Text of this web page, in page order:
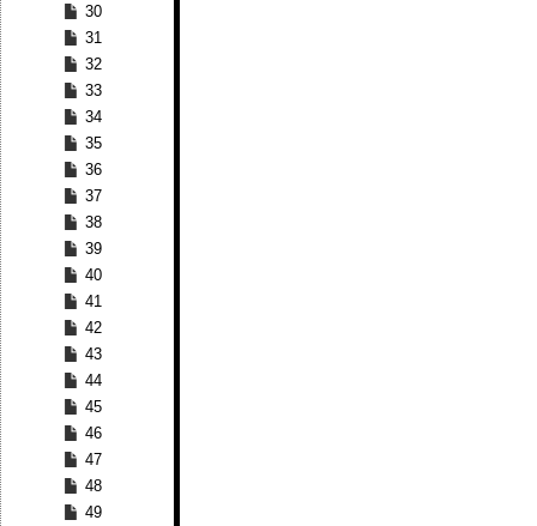
30
31
32
33
34
35
36
37
38
39
40
41
42
43
44
45
46
47
48
49